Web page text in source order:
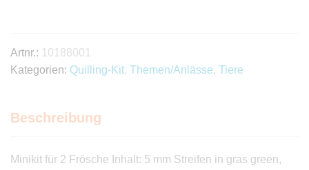
Artnr.: 10188001
Kategorien: Quilling-Kit, Themen/Anlässe, Tiere
Beschreibung
Minikit für 2 Frösche Inhalt: 5 mm Streifen in gras green,